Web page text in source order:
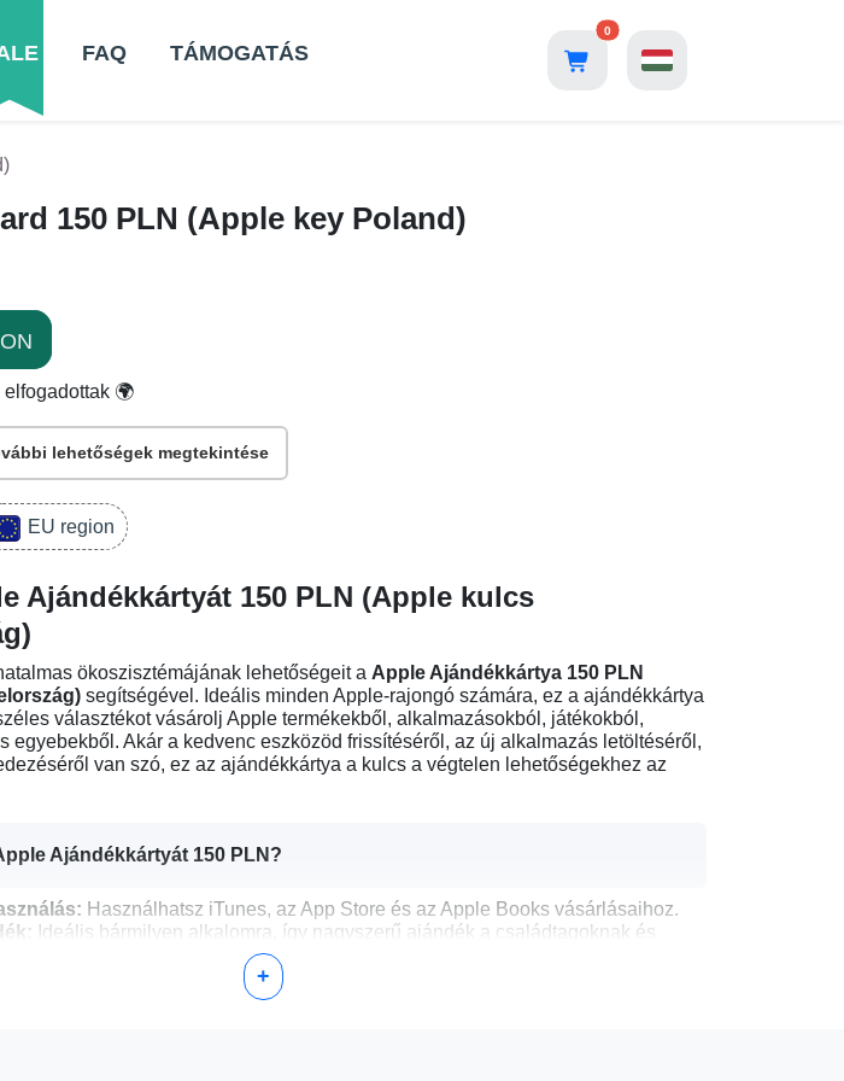
FAQ TÁMOGATÁS
0
150 PLN (Apple key Poland)
🌍
lehetőségek megtekintése
EU region
Ajándékkártyát 150 PLN (Apple kulcs
ökoszisztémájának lehetőségeit a Apple Ajándékkártya 150 PLN
segítségével. Ideális minden Apple-rajongó számára, ez a ajándékkártya
választékot vásárolj Apple termékekből, alkalmazásokból, játékokból,
egyebekből. Akár a kedvenc eszközöd frissítéséről, az új alkalmazás letöltéséről,
van szó, ez az ajándékkártya a kulcs a végtelen lehetőségekhez az
Ajándékkártyát 150 PLN?
Használhatsz iTunes, az App Store és az Apple Books vásárlásaihoz.
Ideális bármilyen alkalomra, így nagyszerű ajándék a családtagoknak és
Nem kell aggódnod készpénz vagy bankkártyák miatt.
bármilyen Apple ID-vel, amely Lengyelországban van regisztrálva.
+